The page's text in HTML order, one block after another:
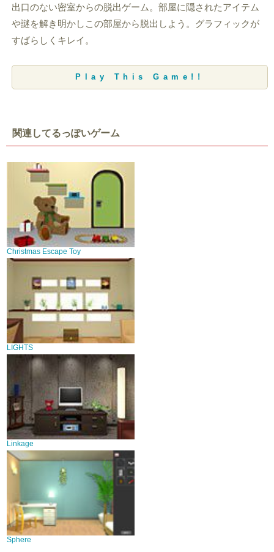
出口のない密室からの脱出ゲーム。部屋に隠されたアイテム
や謎を解き明かしこの部屋から脱出しよう。グラフィックが
すばらしくキレイ。
Play This Game!!
関連してるっぽいゲーム
Christmas Escape Toy
LIGHTS
Linkage
Sphere